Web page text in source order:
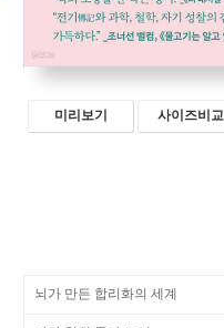
미리보기 사이즈비교
뇌가 만든 합리화의 세계